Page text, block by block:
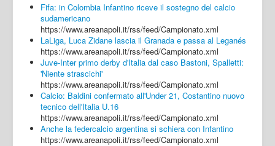
Fifa: in Colombia Infantino riceve il sostegno del calcio
sudamericano
https://www.areanapoli.it/rss/feed/Campionato.xml
LaLiga, Luca Zidane lascia il Granada e passa al Leganés
https://www.areanapoli.it/rss/feed/Campionato.xml
Juve-Inter primo derby d'Italia dal caso Bastoni, Spalletti:
'Niente strascichi'
https://www.areanapoli.it/rss/feed/Campionato.xml
Calcio: Baldini confermato all'Under 21, Costantino nuovo
tecnico dell'Italia U.16
https://www.areanapoli.it/rss/feed/Campionato.xml
Anche la federcalcio argentina si schiera con Infantino
https://www.areanapoli.it/rss/feed/Campionato.xml